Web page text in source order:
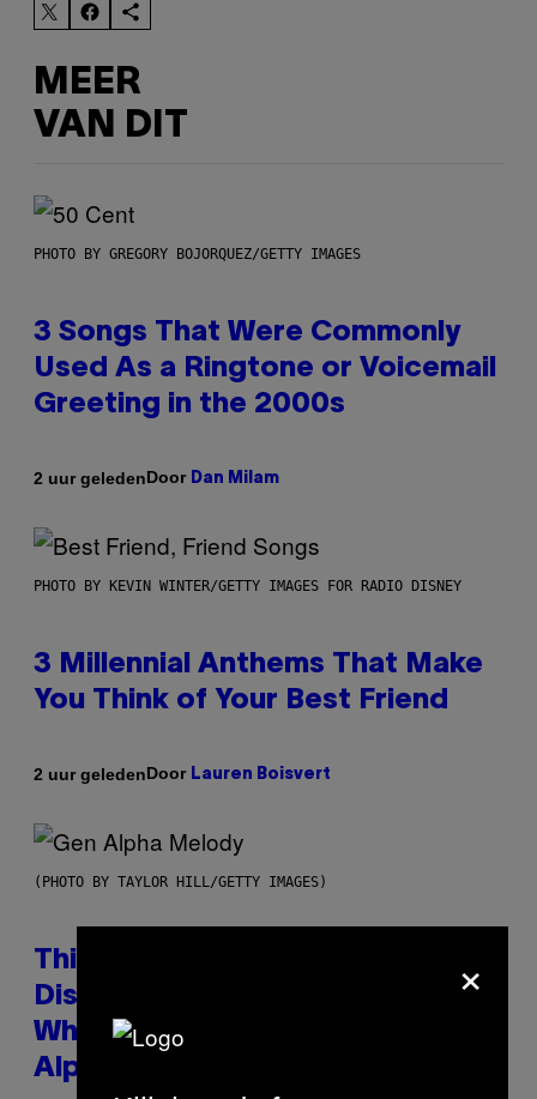
MEER
VAN DIT
PHOTO BY GREGORY BOJORQUEZ/GETTY IMAGES
3 Songs That Were Commonly
Used As a Ringtone or Voicemail
Greeting in the 2000s
2 uur geledenDoor Dan Milam
PHOTO BY KEVIN WINTER/GETTY IMAGES FOR RADIO DISNEY
3 Millennial Anthems That Make
You Think of Your Best Friend
2 uur geledenDoor Lauren Boisvert
(PHOTO BY TAYLOR HILL/GETTY IMAGES)
This Researcher Accidentally
Discovered the New ‘Millennial
Whoop’ of Pop Music: The Gen
Alpha Melody
×